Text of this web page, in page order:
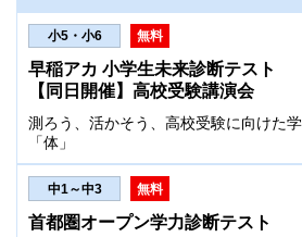
小5・小6 無料
早稲アカ 小学生未来診断テスト
【同日開催】高校受験講演会
測ろう、活かそう、高校受験に向けた学
「体」
中1～中3 無料
首都圏オープン学力診断テスト